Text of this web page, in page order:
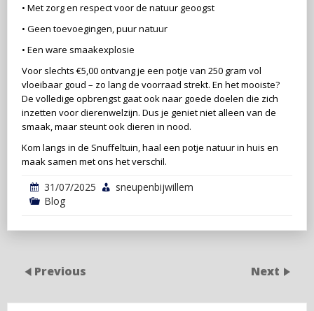
• Met zorg en respect voor de natuur geoogst
• Geen toevoegingen, puur natuur
• Een ware smaakexplosie
Voor slechts €5,00 ontvang je een potje van 250 gram vol
vloeibaar goud – zo lang de voorraad strekt. En het mooiste?
De volledige opbrengst gaat ook naar goede doelen die zich
inzetten voor dierenwelzijn. Dus je geniet niet alleen van de
smaak, maar steunt ook dieren in nood.
Kom langs in de Snuffeltuin, haal een potje natuur in huis en
maak samen met ons het verschil.
31/07/2025
sneupenbijwillem
Blog
Previous Next